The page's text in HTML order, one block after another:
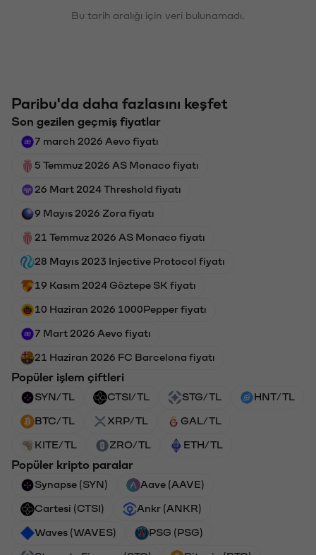
Bu tarih aralığı için veri bulunamadı.
Paribu'da daha fazlasını keşfet
Son gezilen geçmiş fiyatlar
7 march 2026 Aevo fiyatı
5 Temmuz 2026 AS Monaco fiyatı
26 Mart 2024 Threshold fiyatı
9 Mayıs 2026 Zora fiyatı
21 Temmuz 2026 AS Monaco fiyatı
28 Mayıs 2023 Injective Protocol fiyatı
19 Kasım 2024 Göztepe SK fiyatı
10 Haziran 2026 1000Pepper fiyatı
7 Mart 2026 Aevo fiyatı
21 Haziran 2026 FC Barcelona fiyatı
Popüler işlem çiftleri
SYN/TL CTSI/TL STG/TL HNT/TL
BTC/TL XRP/TL GAL/TL
KITE/TL ZRO/TL ETH/TL
Popüler kripto paralar
Synapse (SYN) Aave (AAVE)
Cartesi (CTSI) Ankr (ANKR)
Waves (WAVES) PSG (PSG)